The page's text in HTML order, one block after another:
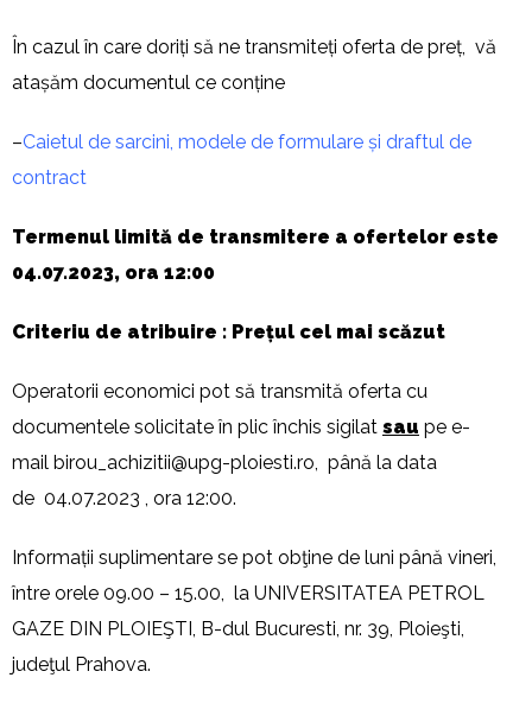
În cazul în care doriți să ne transmiteți oferta de preț, vă
atașăm documentul ce conține
–Caietul de sarcini, modele de formulare și draftul de
contract
Termenul limită de transmitere a ofertelor este
04.07.2023, ora 12:00
Criteriu de atribuire : Prețul cel mai scăzut
Operatorii economici pot să transmită oferta cu
documentele solicitate în plic închis sigilat sau pe e-
mail birou_achizitii@upg-ploiesti.ro, până la data
de 04.07.2023 , ora 12:00.
Informații suplimentare se pot obţine de luni până vineri,
între orele 09.00 – 15.00, la UNIVERSITATEA PETROL
GAZE DIN PLOIEŞTI, B-dul Bucuresti, nr. 39, Ploieşti,
judeţul Prahova.